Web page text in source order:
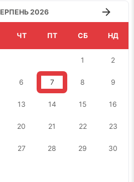
2026
ЧТ ПТ СБ НД
1 2
6 7 8 9
13 14 15 16
20 21 22 23
27 28 29 30